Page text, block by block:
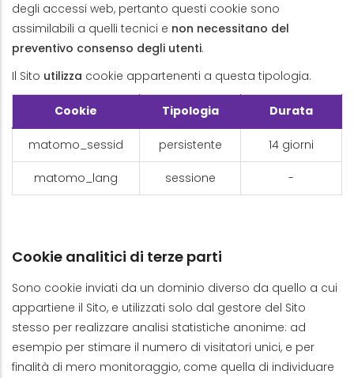
degli accessi web, pertanto questi cookie sono
assimilabili a quelli tecnici e non necessitano del
preventivo consenso degli utenti.
Il Sito utilizza cookie appartenenti a questa tipologia.
Cookie Tipologia Durata
matomo_sessid persistente 14 giorni
matomo_lang sessione -
Cookie analitici di terze parti
Sono cookie inviati da un dominio diverso da quello a cui
appartiene il Sito, e utilizzati solo dal gestore del Sito
stesso per realizzare analisi statistiche anonime: ad
esempio per stimare il numero di visitatori unici, e per
finalità di mero monitoraggio, come quella di individuare